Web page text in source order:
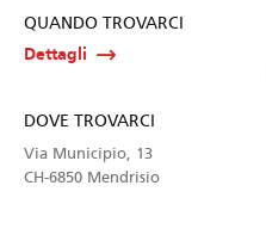
QUANDO TROVARCI
Dettagli
DOVE TROVARCI
Via Municipio, 13
CH-6850 Mendrisio